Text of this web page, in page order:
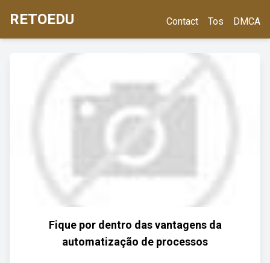
RETOEDU Contact Tos DMCA
Fique por dentro das vantagens da
automatização de processos